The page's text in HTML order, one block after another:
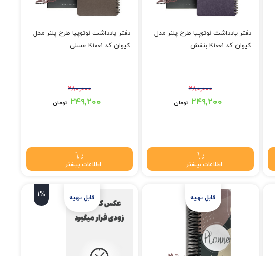
دفتر یادداشت نوتوپیا طرح پلنر مدل
کیوان کد K۱۰۰۱ بنفش
۲۸۰,۰۰۰
قیمت اصلی: ۲۸۰,۰۰۰ تومان بود.۲۴۹,۲۰۰ تومان
اطلاعات بیشتر
دفتر یادداشت نوتوپیا طرح پلنر مدل
کیوان کد K۱۰۰۱ عسلی
۲۸۰,۰۰۰
قیمت اصلی: ۲۸۰,۰۰۰ تومان بود.۲۴۹,۲۰۰ تومان
اطلاعات بیشتر
1%